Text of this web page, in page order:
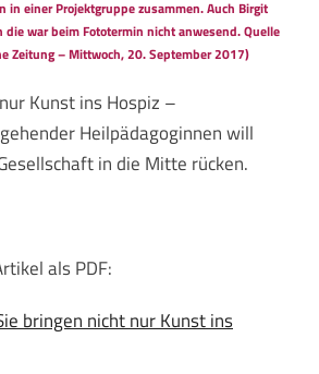
in einer Projektgruppe zusammen. Auch Birgit
die war beim Fototermin nicht anwesend. Quelle
Zeitung – Mittwoch, 20. September 2017)
Kunst ins Hospiz –
Heilpädagoginnen will
in die Mitte rücken.
als PDF:
bringen nicht nur Kunst ins